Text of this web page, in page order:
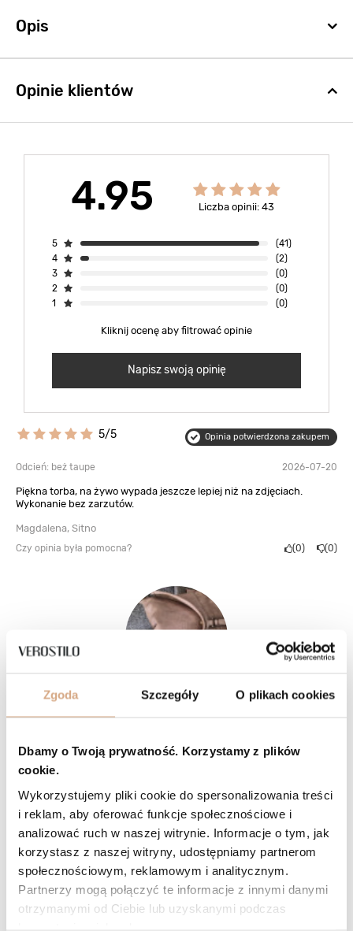
Zgoda Szczegóły O plikach cookies
Dbamy o Twoją prywatność. Korzystamy z plików
cookie.
Wykorzystujemy pliki cookie do spersonalizowania treści
i reklam, aby oferować funkcje społecznościowe i
analizować ruch w naszej witrynie. Informacje o tym, jak
korzystasz z naszej witryny, udostępniamy partnerom
społecznościowym, reklamowym i analitycznym.
Partnerzy mogą połączyć te informacje z innymi danymi
otrzymanymi od Ciebie lub uzyskanymi podczas
Opis
Opinie klientów
4.95 Liczba opinii: 43
5
(41)
4
(2)
3
(0)
2
(0)
1
(0)
Kliknij ocenę aby filtrować opinie
Napisz swoją opinię
5/5 Opinia potwierdzona zakupem
Odcień: beż taupe 2026-07-20
Piękna torba, na żywo wypada jeszcze lepiej niż na zdjęciach.
Wykonanie bez zarzutów.
Magdalena, Sitno
Czy opinia była pomocna? 0 0
Kolor tej torby jest piękny. Bardziej jasny brąz niż beżowy, co
wykonania, jak zawsze. Ta torba jest troszkę mniejsza niż inne, które
posiadam. Nie obraziłabym się gdyby była większa lub powstał
podobny model w większym rozmiarze. Jestem fanką bardzo
dużych toreb także na pewno jeszcze tu wrócę :) Serdecznie
Wioletta, Papendrecht
Czy opinia była pomocna? 0